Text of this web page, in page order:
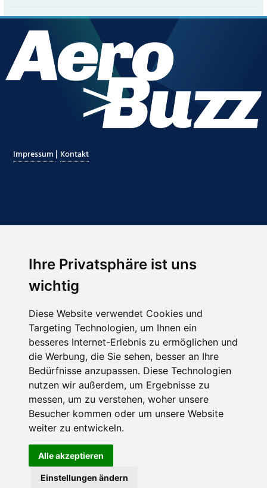
Ihre Privatsphäre ist uns
wichtig
Diese Website verwendet Cookies und
Targeting Technologien, um Ihnen ein
besseres Internet-Erlebnis zu ermöglichen und
die Werbung, die Sie sehen, besser an Ihre
Bedürfnisse anzupassen. Diese Technologien
nutzen wir außerdem, um Ergebnisse zu
messen, um zu verstehen, woher unsere
Besucher kommen oder um unsere Website
weiter zu entwickeln.
Alle akzeptieren
Einstellungen ändern
Impressum | Kontakt
Hier finden Sie uns auch
Abonnieren Sie unseren Newsletter
Email*